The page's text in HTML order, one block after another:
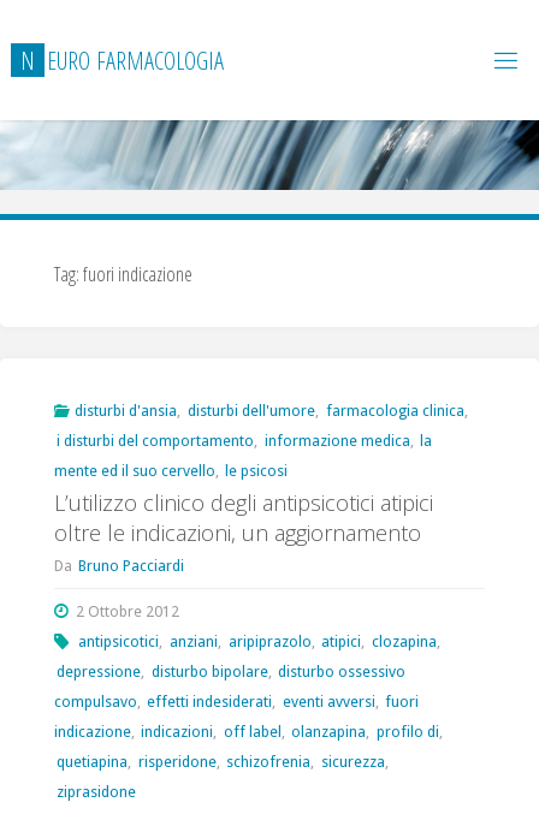
contenuto
N EURO FARMACOLOGIA
Tag:fuori indicazione
disturbi d'ansia, disturbi dell'umore, farmacologia clinica,
i disturbi del comportamento, informazione medica, la
mente ed il suo cervello, le psicosi
L’utilizzo clinico degli antipsicotici atipici
oltre le indicazioni, un aggiornamento
Da Bruno Pacciardi
2 Ottobre 2012
antipsicotici, anziani, aripiprazolo, atipici, clozapina,
depressione, disturbo bipolare, disturbo ossessivo
compulsavo, effetti indesiderati, eventi avversi, fuori
indicazione, indicazioni, off label , olanzapina, profilo di,
quetiapina, risperidone, schizofrenia, sicurezza,
ziprasidone